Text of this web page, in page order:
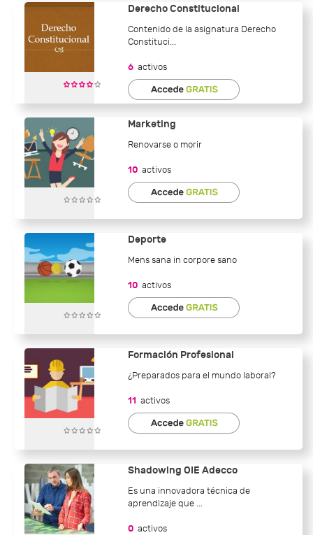
Derecho Constitucional
Contenido de la asignatura Derecho
Constituci...
6 activos
Marketing
Renovarse o morir
10 activos
Deporte
Mens sana in corpore sano
10 activos
Formación Profesional
¿Preparados para el mundo laboral?
11 activos
Shadowing OIE Adecco
Es una innovadora técnica de
aprendizaje que ...
0 activos